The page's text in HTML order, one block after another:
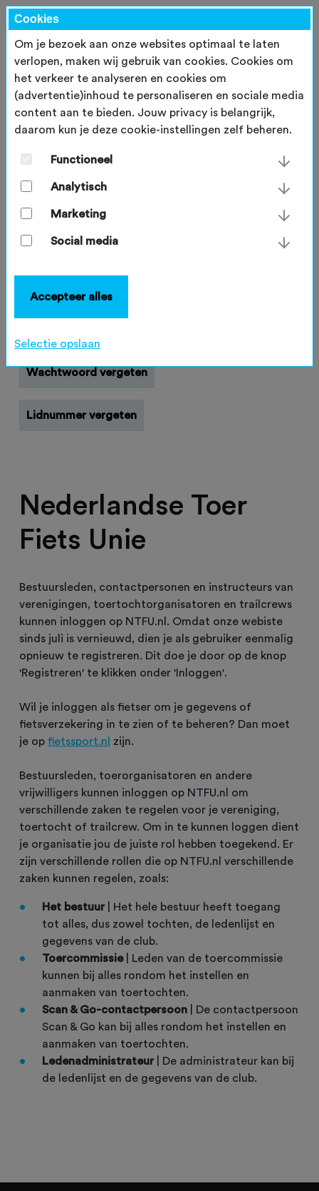
Inloggen
Inloggen
Wachtwoord vergeten
Lidnummer vergeten
Nederlandse Toer
Fiets Unie
Bestuursleden, contactpersonen en instructeurs van
verenigingen, toertochtorganisatoren en trailcrews
kunnen inloggen op NTFU.nl. Omdat onze webiste
sinds juli is vernieuwd, dien je als gebruiker eenmalig
opnieuw te registreren. Dit doe je door op de knop
'Registreren' te klikken onder 'Inloggen'.
Wil je inloggen als fietser om je gegevens of
fietsverzekering in te zien of te beheren? Dan moet
je op fietssport.nl zijn.
Bestuursleden, toerorganisatoren en andere
vrijwilligers kunnen inloggen op NTFU.nl om
verschillende zaken te regelen voor je vereniging,
toertocht of trailcrew. Om in te kunnen loggen dient
je organisatie jou de juiste rol hebben toegekend. Er
zijn verschillende rollen die op NTFU.nl verschillende
zaken kunnen regelen, zoals:
Het bestuur | Het hele bestuur heeft toegang
tot alles, dus zowel tochten, de ledenlijst en
gegevens van de club.
Toercommissie
| Leden van de toercommissie
kunnen bij alles rondom het instellen en
aanmaken van toertochten.
Scan & Go-contactpersoon | De contactpersoon
Scan & Go kan bij alles rondom het instellen en
aanmaken van toertochten.
Ledenadministrateur
| De administrateur kan bij
de ledenlijst en de gegevens van de club.
Cookies
Om je bezoek aan onze websites optimaal te laten
verlopen, maken wij gebruik van cookies. Cookies om
het verkeer te analyseren en cookies om
(advertentie)inhoud te personaliseren en sociale media
content aan te bieden. Jouw privacy is belangrijk,
daarom kun je deze cookie-instellingen zelf beheren.
Functioneel
Analytisch
Marketing
Social media
Accepteer alles
Selectie opslaan